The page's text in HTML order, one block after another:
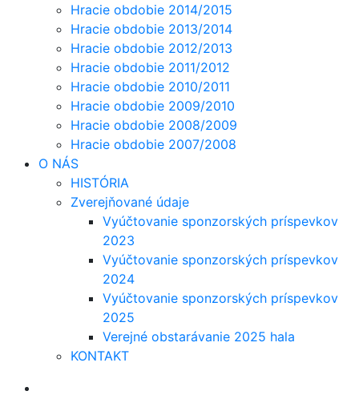
Hracie obdobie 2014/2015
Hracie obdobie 2013/2014
Hracie obdobie 2012/2013
Hracie obdobie 2011/2012
Hracie obdobie 2010/2011
Hracie obdobie 2009/2010
Hracie obdobie 2008/2009
Hracie obdobie 2007/2008
O NÁS
HISTÓRIA
Zverejňované údaje
Vyúčtovanie sponzorských príspevkov
2023
Vyúčtovanie sponzorských príspevkov
2024
Vyúčtovanie sponzorských príspevkov
2025
Verejné obstarávanie 2025 hala
KONTAKT